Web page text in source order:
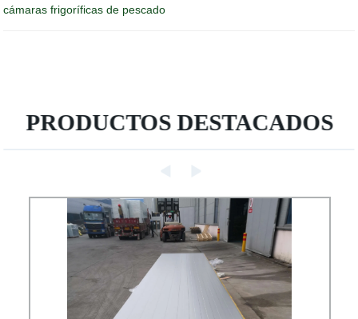
cámaras frigoríficas de pescado
PRODUCTOS DESTACADOS